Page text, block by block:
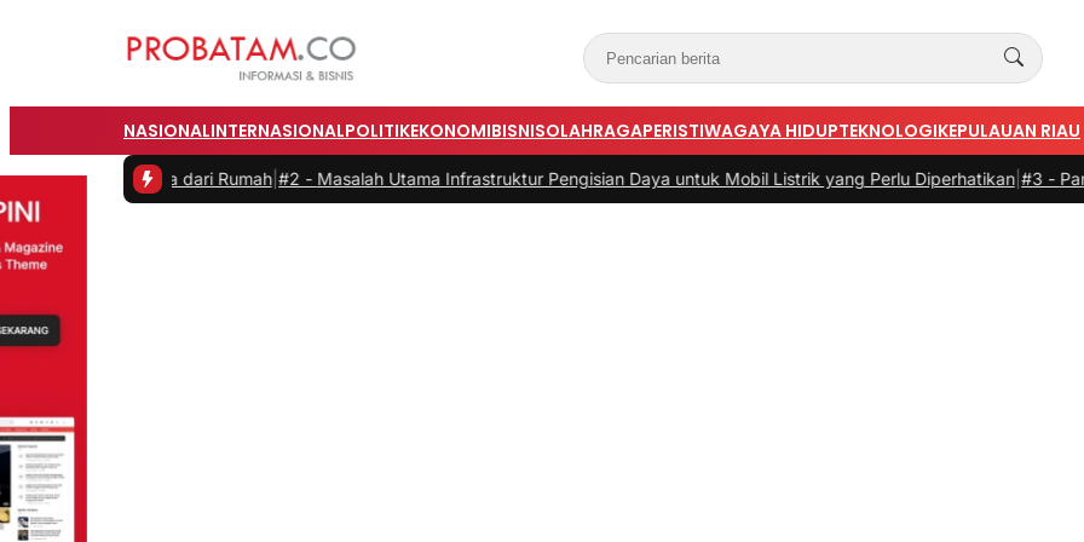
NASIONALINTERNASIONALPOLITIKEKONOMIBISNISOLAHRAGAPERISTIWAGAYA HIDUPTEKNOLOGIKEPULAUAN RIAU
dari Rumah |#2 -Masalah Utama Infrastruktur Pengisian Daya untuk Mobil Listrik yang Perlu Diperhatikan|#3 -Panduan Belanja